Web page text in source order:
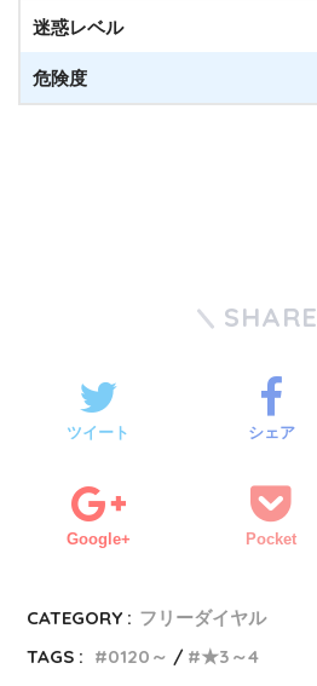
迷惑レベル
危険度
SHARE
ツイート シェア
Google+ Pocket
CATEGORY : フリーダイヤル
TAGS :
0120～ ★3～4